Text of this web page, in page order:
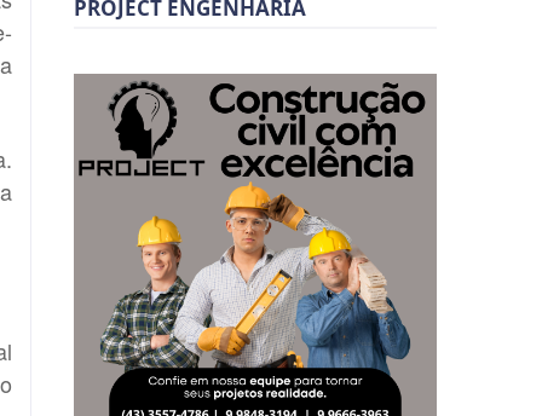
PROJECT ENGENHARIA